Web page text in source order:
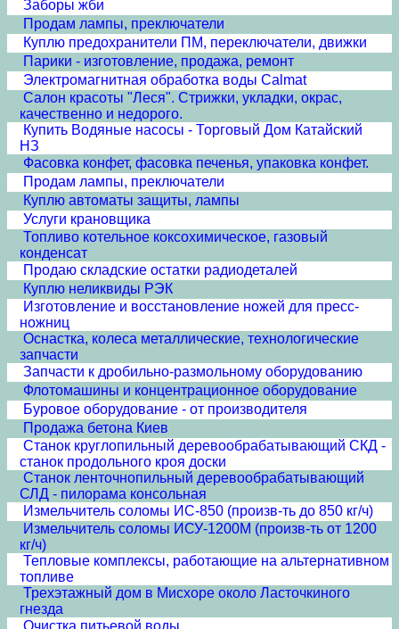
Заборы жби
Продам лампы, преключатели
Куплю предохранители ПМ, переключатели, движки
Парики - изготовление, продажа, ремонт
Электромагнитная обработка воды Calmat
Cалон красоты "Леся". Стрижки, укладки, окрас,
качественно и недорого.
Купить Водяные насосы - Торговый Дом Катайский
НЗ
Фасовка конфет, фасовка печенья, упаковка конфет.
Продам лампы, преключатели
Куплю автоматы защиты, лампы
Услуги крановщика
Топливо котельное коксохимическое, газовый
конденсат
Продаю складские остатки радиодеталей
Куплю неликвиды РЭК
Изготовление и восстановление ножей для пресс-
ножниц
Оснастка, колеса металлические, технологические
запчасти
Запчасти к дробильно-размольному оборудованию
Флотомашины и концентрационное оборудование
Буровое оборудование - от производителя
Продажа бетона Киев
Станок круглопильный деревообрабатывающий СКД -
станок продольного кроя доски
Станок ленточнопильный деревообрабатывающий
СЛД - пилорама консольная
Измельчитель соломы ИС-850 (произв-ть до 850 кг/ч)
Измельчитель соломы ИСУ-1200М (произв-ть от 1200
кг/ч)
Тепловые комплексы, работающие на альтернативном
топливе
Трехэтажный дом в Мисхоре около Ласточкиного
гнезда
Очистка питьевой воды